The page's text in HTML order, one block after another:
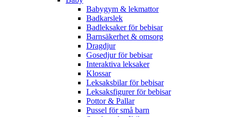
Babygym & lekmattor
Badkarslek
Badleksaker för bebisar
Barnsäkerhet & omsorg
Dragdjur
Gosedjur för bebisar
Interaktiva leksaker
Klossar
Leksaksbilar för bebisar
Leksaksfigurer för bebisar
Pottor & Pallar
Pussel för små barn